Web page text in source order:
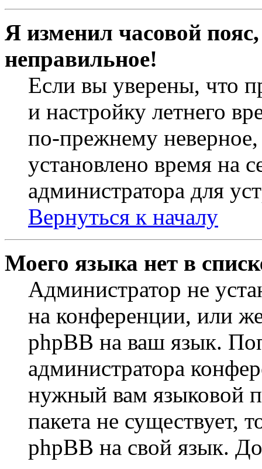
Я изменил часовой
неправильное!
Если вы уверены, что
и настройку летнего
по-прежнему неверное,
установлено время на
администратора для
Вернуться к началу
Моего языка нет в
Администратор не
на конференции, или
phpBB на ваш язык.
администратора
нужный вам языковой
пакета не существует,
phpBB на свой язык.